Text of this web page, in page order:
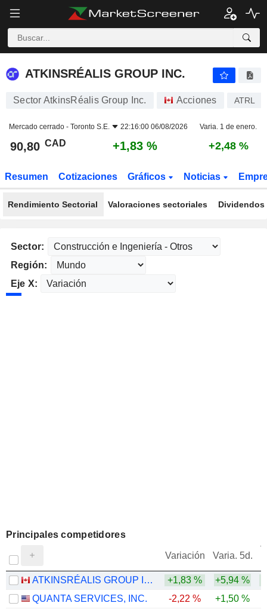
ATKINSRÉALIS GROUP INC.
ATKINSRÉALIS GROUP INC.
Sector AtkinsRéalis Group Inc. Acciones ATRL
Mercado cerrado - Toronto S.E. 22:16:00 06/08/2026 Varia. 1 de enero.
90,80 CAD +1,83 % +2,48 %
Resumen Cotizaciones Gráficos Noticias
Rendimiento Sectorial Valoraciones sectoriales
Sector:
Región:
Eje X:
Principales competidores
Variación Varia. 5d.
ATKINSRÉALIS GROUP INC. +1,83 % +5,94 %
QUANTA SERVICES, INC.
-2,22 % +1,50 %